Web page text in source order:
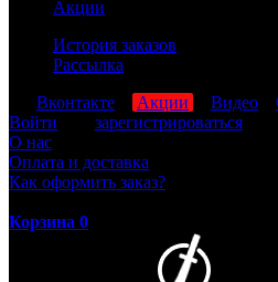
Акции
История заказов
Рассылка
Вконтакте Акции Видео
Войти
зарегистрироваться
О нас
Оплата и доставка
Как оформить заказ?
Корзина 0